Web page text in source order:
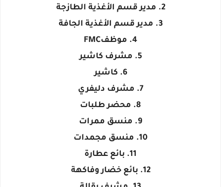
2. مدير قسم الأغذية الطازجة
3. مدير قسم الأغذية الجافة
4. موظفFMC
5. مشرف كاشير
6. كاشير
7. مشرف دليفري
8. محضر طلبات
9. منسق ممرات
10. منسق مجمدات
11. بائع عطارة
12. بائع خضار وفاكهة